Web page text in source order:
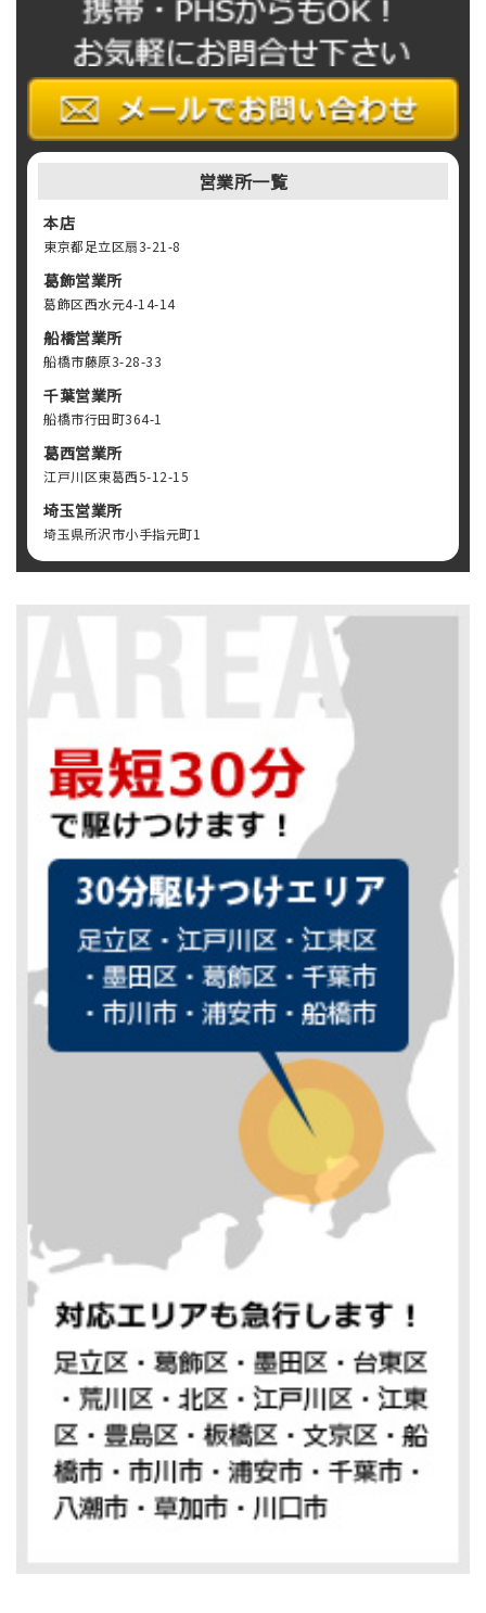
営業所一覧
本店
東京都足立区扇3-21-8
葛飾営業所
葛飾区西水元4-14-14
船橋営業所
船橋市藤原3-28-33
千葉営業所
船橋市行田町364-1
葛西営業所
江戸川区東葛西5-12-15
埼玉営業所
埼玉県所沢市小手指元町1